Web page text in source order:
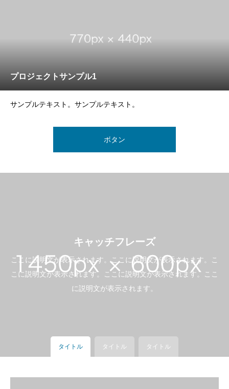
プロジェクトサンプル1
サンプルテキスト。サンプルテキスト。
ボタン
キャッチフレーズ
ここに説明文が表示されます。ここに説明文が表示されます。こ
こに説明文が表示されます。ここに説明文が表示されます。ここ
に説明文が表示されます。
タイトル タイトル タイトル